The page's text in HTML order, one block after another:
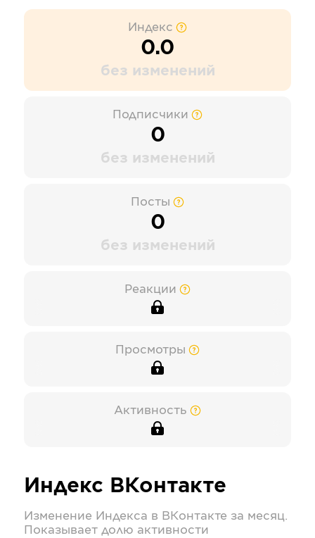
Индекс
0.0
без изменений
Подписчики
0
без изменений
Посты
0
без изменений
Реакции
Просмотры
Активность
Индекс ВКонтакте
Изменение Индекса в ВКонтакте за месяц.
Показывает долю активности